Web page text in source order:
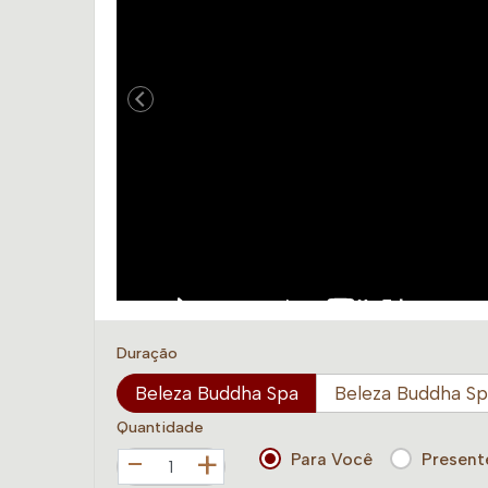
Duração
Beleza Buddha Spa Beleza Buddha
Quantidade
+ Para Você